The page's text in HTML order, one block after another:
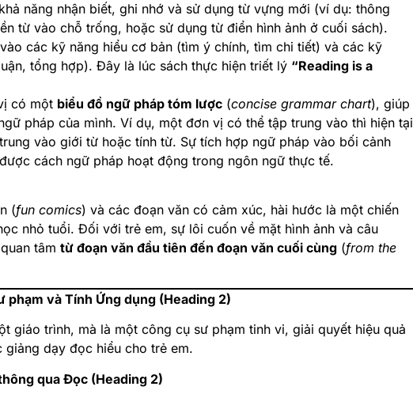
năng nhận biết, ghi nhớ và sử dụng từ vựng mới (ví dụ: thông
từ vào chỗ trống, hoặc sử dụng từ điển hình ảnh ở cuối sách).
các kỹ năng hiểu cơ bản (tìm ý chính, tìm chi tiết) và các kỹ
tổng hợp). Đây là lúc sách thực hiện triết lý “Reading is a
có một biểu đồ ngữ pháp tóm lược (concise grammar chart), giúp
pháp của mình. Ví dụ, một đơn vị có thể tập trung vào thì hiện tại
vào giới từ hoặc tính từ. Sự tích hợp ngữ pháp vào bối cảnh
cách ngữ pháp hoạt động trong ngôn ngữ thực tế.
(fun comics) và các đoạn văn có cảm xúc, hài hước là một chiến
nhỏ tuổi. Đối với trẻ em, sự lôi cuốn về mặt hình ảnh và câu
tâm từ đoạn văn đầu tiên đến đoạn văn cuối cùng (from the
phạm và Tính Ứng dụng (Heading 2)
giáo trình, mà là một công cụ sư phạm tinh vi, giải quyết hiệu quả
dạy đọc hiểu cho trẻ em.
qua Đọc (Heading 2)